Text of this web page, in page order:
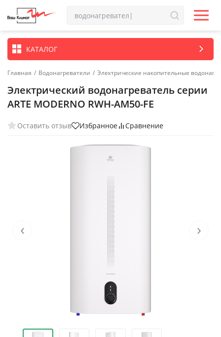
КАТАЛОГ
Главная / Водонагреватели / Электрические накопительные
Электрический водонагреватель серии
ARTE MODERNO RWH-AM50-FE
Оставить отзыв Избранное Сравнение
‹ ›